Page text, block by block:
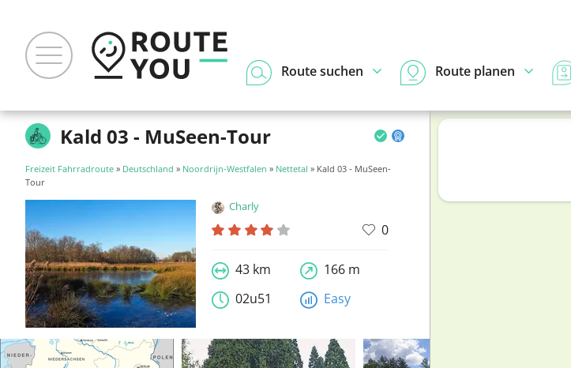
Route suchen Route planen
Kald 03 - MuSeen-Tour
Freizeit Fahrradroute » Deutschland » Noordrijn-Westfalen » Nettetal » Kald 03 - MuSeen-
Tour
Charly
0
43 km
166 m
02u51
Easy